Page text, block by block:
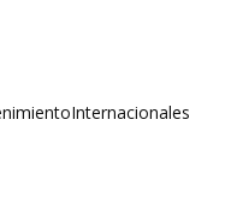
Internacionales